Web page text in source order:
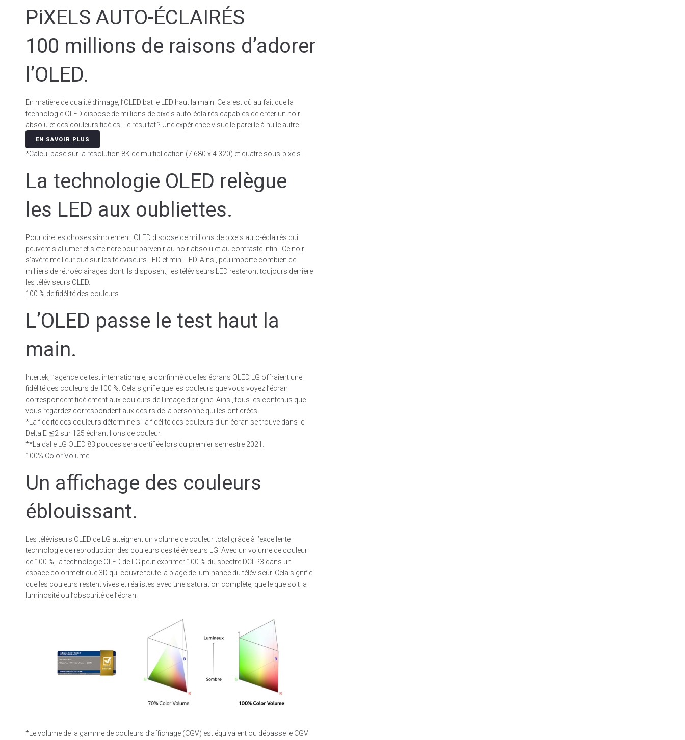
PiXELS AUTO-ÉCLAIRÉS
100 millions de raisons d’adorer
l’OLED.
En matière de qualité d’image, l’OLED bat le LED haut la main. Cela est dû au fait que la
technologie OLED dispose de millions de pixels auto-éclairés capables de créer un noir
absolu et des couleurs fidèles. Le résultat ? Une expérience visuelle pareille à nulle autre.
EN SAVOIR PLUS
*Calcul basé sur la résolution 8K de multiplication (7 680 x 4 320) et quatre sous-pixels.
La technologie OLED relègue
les LED aux oubliettes.
Pour dire les choses simplement, OLED dispose de millions de pixels auto-éclairés qui
peuvent s’allumer et s’éteindre pour parvenir au noir absolu et au contraste infini. Ce noir
s’avère meilleur que sur les téléviseurs LED et mini-LED. Ainsi, peu importe combien de
milliers de rétroéclairages dont ils disposent, les téléviseurs LED resteront toujours derrière
les téléviseurs OLED.
100 % de fidélité des couleurs
L’OLED passe le test haut la
main.
Intertek, l’agence de test internationale, a confirmé que les écrans OLED LG offraient une
fidélité des couleurs de 100 %. Cela signifie que les couleurs que vous voyez l’écran
correspondent fidèlement aux couleurs de l’image d’origine. Ainsi, tous les contenus que
vous regardez correspondent aux désirs de la personne qui les ont créés.
*La fidélité des couleurs détermine si la fidélité des couleurs d’un écran se trouve dans le
Delta E ≦2 sur 125 échantillons de couleur.
**La dalle LG OLED 83 pouces sera certifiée lors du premier semestre 2021.
100% Color Volume
Un affichage des couleurs
éblouissant.
Les téléviseurs OLED de LG atteignent un volume de couleur total grâce à l’excellente
technologie de reproduction des couleurs des téléviseurs LG. Avec un volume de couleur
de 100 %, la technologie OLED de LG peut exprimer 100 % du spectre DCI-P3 dans un
espace colorimétrique 3D qui couvre toute la plage de luminance du téléviseur. Cela signifie
que les couleurs restent vives et réalistes avec une saturation complète, quelle que soit la
luminosité ou l’obscurité de l’écran.
*Le volume de la gamme de couleurs d’affichage (CGV) est équivalent ou dépasse le CGV